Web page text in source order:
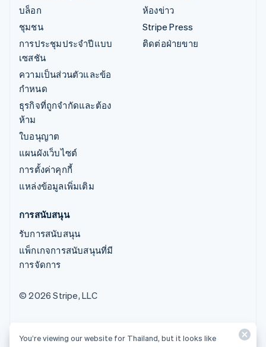
บล็อก
ชุมชน
การประชุมประจำปีแบบ
เซสชัน
ความเป็นส่วนตัวและข้อ
กำหนด
ธุรกิจที่ถูกจำกัดและต้อง
ห้าม
ใบอนุญาต
แผนผังเว็บไซต์
การตั้งค่าคุกกี้
แหล่งข้อมูลเพิ่มเติม
ห้องข่าว
Stripe Press
ติดต่อฝ่ายขาย
การสนับสนุน
รับการสนับสนุน
แพ็กเกจการสนับสนุนที่มี
การจัดการ
© 2026 Stripe, LLC
You’re viewing our website for Thailand, but it looks like